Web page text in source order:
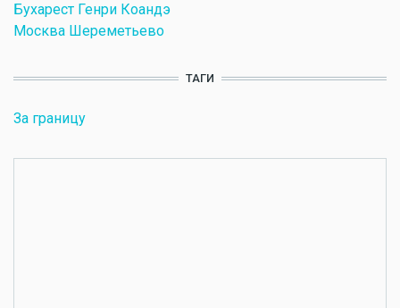
Бухарест Генри Коандэ
Москва Шереметьево
ТАГИ
За границу